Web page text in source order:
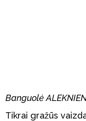
Banguolė
Tikrai gražūs